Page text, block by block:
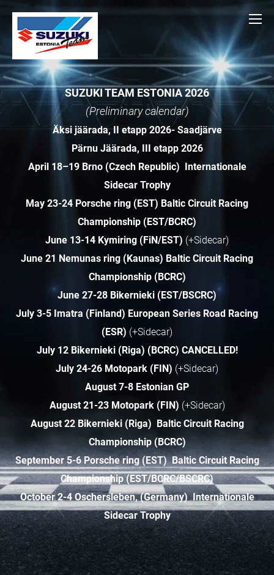
SUZUKI TEAM ESTONIA 2026
(Preliminary calendar)
Äksi jäärada, II etapp 2026- Saadjärve
Pärnu Jäärada, III etapp 2026
April 18–19 Brno (Czech Republic) Internationale
Sidecar Trophy
May 23-24 Porsche ring (EST) Baltic Circuit Racing
Championship (EST/BCRC)
June 13-14 Kymiring (FiN/EST) (+Sidecar)
June 21 Nemunas ring (Kaunas) Baltic Circuit Racing
Championship (BCRC)
June 27-28 Bikernieki (EST/BSCRC)
July 3-5 Imatra (Finland) European Series Road Racing
(ESR) (+Sidecar)
July 12 Bikernieki (Riga) (BCRC) CANCELLED!
July 24-26 Motopark (FIN) (+Sidecar)
August 7-8 Estonian GP
August 21-23 Motopark (FIN) (+Sidecar)
August 22 Bikernieki (Riga) Baltic Circuit Racing
Championship (BCRC)
September 5-6 Porsche ring (EST) Baltic Circuit Racing
Championship (EST/BCRC/BSCRC)
October 2-4 Oschersleben, (Germany) Internationale
Sidecar Trophy